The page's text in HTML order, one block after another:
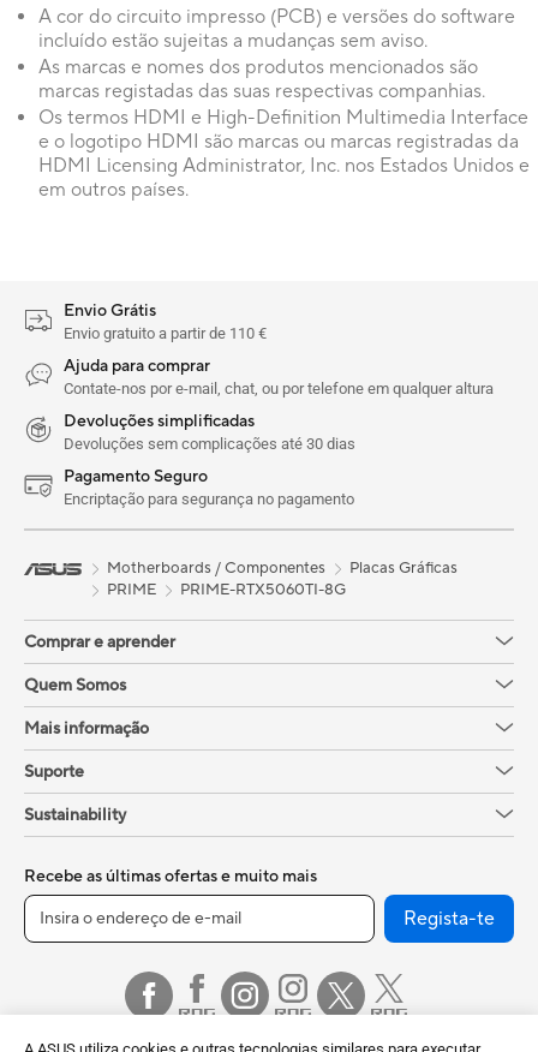
A cor do circuito impresso (PCB) e versões do software
incluído estão sujeitas a mudanças sem aviso.
As marcas e nomes dos produtos mencionados são
marcas registadas das suas respectivas companhias.
Os termos HDMI e High-Definition Multimedia Interface
e o logotipo HDMI são marcas ou marcas registradas da
HDMI Licensing Administrator, Inc. nos Estados Unidos e
em outros países.
Envio Grátis
Envio gratuito a partir de 110 €
Ajuda para comprar
Contate-nos por e-mail, chat, ou por telefone em qualquer altura
Devoluções simplificadas
Devoluções sem complicações até 30 dias
Pagamento Seguro
Encriptação para segurança no pagamento
Motherboards / Componentes
Placas Gráficas
PRIME
PRIME-RTX5060TI-8G
Comprar e aprender
Quem Somos
Mais informação
Suporte
Sustainability
Recebe as últimas ofertas e muito mais
Regista-te